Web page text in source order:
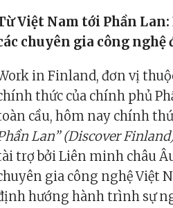
Việt Nam tới Phần Lan:
chuyên gia công
in Finland, đơn vị
thức của chính phủ
cầu, hôm nay chính
Lan” (Discover
trợ bởi Liên minh châu
gia công nghệ Việt
hướng hành trình sự